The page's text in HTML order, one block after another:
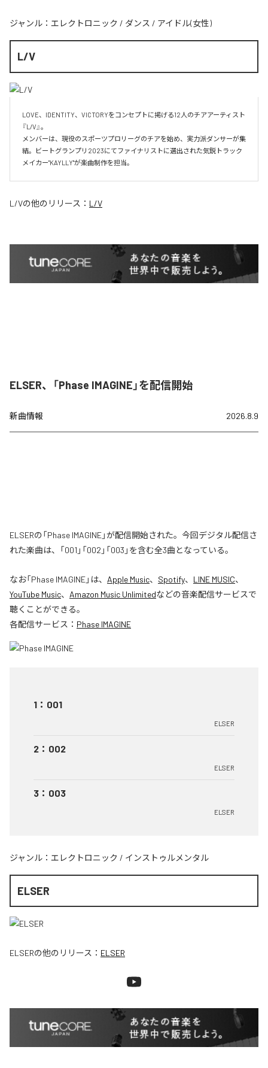
ジャンル： エレクトロニック / ダンス / アイドル(女性)
L/V
LOVE、IDENTITY、VICTORYをコンセプトに掲げる12人のチアアーティスト
『L/V』。
メンバーは、現役のスポーツプロリーグのチアを始め、実力派ダンサーが集
結。ビートグランプリ2023にてファイナリストに選出された気鋭トラック
メイカー"KAYLLY"が楽曲制作を担当。
L/Vの他のリリース： L/V
ELSER、「Phase IMAGINE」を配信開始
新曲情報 2026.8.9
ELSERの「Phase IMAGINE」が配信開始された。今回デジタル配信さ
れた楽曲は、「001」「002」「003」を含む全3曲となっている。
なお「Phase IMAGINE」は、 Apple Music、 Spotify、 LINE MUSIC、
YouTube Music、 Amazon Music Unlimitedなどの音楽配信サービスで
聴くことができる。
各配信サービス： Phase IMAGINE
1 ： 001
ELSER
2 ： 002
ELSER
3 ： 003
ELSER
ジャンル： エレクトロニック / インストゥルメンタル
ELSER
ELSERの他のリリース： ELSER